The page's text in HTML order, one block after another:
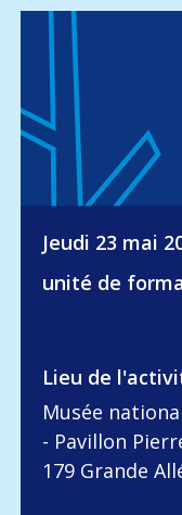
Jeudi 23 mai
unité de
Lieu de
Musée
- Pavillon
179 Grande